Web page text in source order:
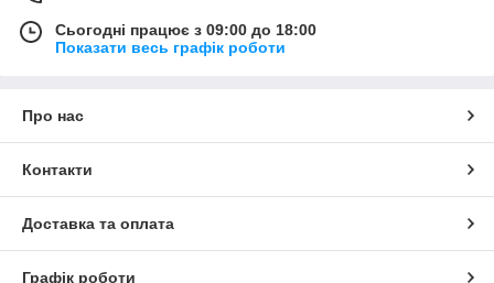
Сьогодні працює з 09:00 до 18:00
Показати весь графік роботи
Про нас
Контакти
Доставка та оплата
Графік роботи